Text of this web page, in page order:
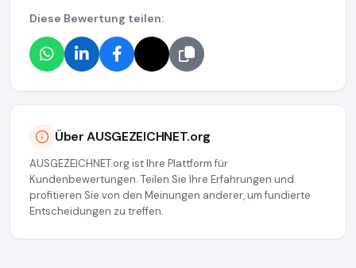
Diese Bewertung teilen:
Über AUSGEZEICHNET.org
AUSGEZEICHNET.org ist Ihre Plattform für
Kundenbewertungen. Teilen Sie Ihre Erfahrungen und
profitieren Sie von den Meinungen anderer, um fundierte
Entscheidungen zu treffen.